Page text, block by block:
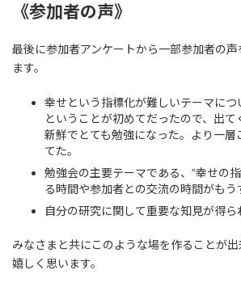
《参加者の声》
最後に参加者アンケートから一部参加者の
ます。
幸せという指標化が難しいテーマにつ
ということが初めてだったので、出て
新鮮でとても勉強になった。より一層
てた。
勉強会の主要テーマである、”幸せの
る時間や参加者との交流の時間がもう
自分の研究に関して重要な知見が得ら
みなさまと共にこのような場を作ることが
嬉しく思います。